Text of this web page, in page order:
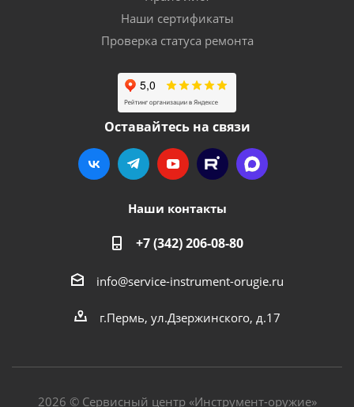
Наши сертификаты
Проверка статуса ремонта
Оставайтесь на связи
Наши контакты
+7 (342) 206-08-80
info@service-instrument-orugie.ru
г.Пермь, ул.Дзержинского, д.17
2026 © Сервисный центр «Инструмент-оружие»